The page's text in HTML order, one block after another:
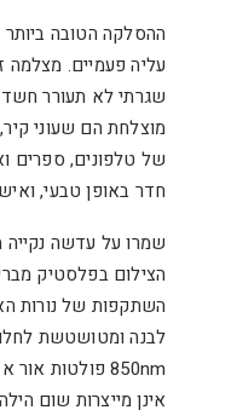
ההסלקה הטובה
עליה פעמיים. מצלמה
שגרתי לא תעורר
מוצלחת הם שעוני
של טלפונים, ספרים
חדר באופן טבעי,
שמרו על עדשה
הצילום בפלסטיק
השתקפות של נורות
לבנה ומטושטשת
אינן מייצרות שום